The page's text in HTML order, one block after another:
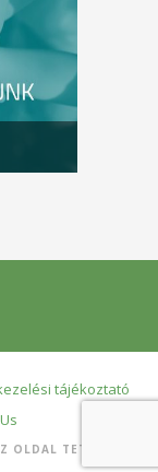
tájékoztató
OLDAL TETEJÉRE